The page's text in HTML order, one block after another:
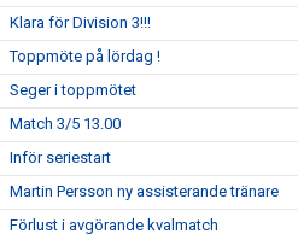
Klara för Division 3!!!
Toppmöte på lördag !
Seger i toppmötet
Match 3/5 13.00
Inför seriestart
Martin Persson ny assisterande tränare
Förlust i avgörande kvalmatch